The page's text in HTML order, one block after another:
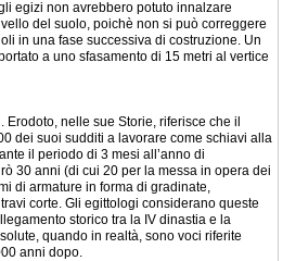
egizi non avrebbero potuto innalzare
del suolo, poichè non si può correggere
in una fase successiva di costruzione. Un
a uno sfasamento di 15 metri al vertice
Erodoto, nelle sue Storie, riferisce che il
dei suoi sudditi a lavorare come schiavi alla
il periodo di 3 mesi all’anno di
30 anni (di cui 20 per la messa in opera dei
di armature in forma di gradinate,
corte. Gli egittologi considerano queste
storico tra la IV dinastia e la
quando in realtà, sono voci riferite
anni dopo.